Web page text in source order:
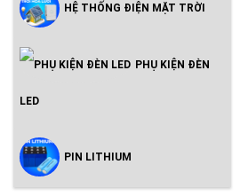
HỆ THỐNG ĐIỆN MẶT TRỜI
Inveter Hòa Lưới Có Lưu Trữ -
PHỤ KIỆN ĐÈN
LED
PIN LITHIUM